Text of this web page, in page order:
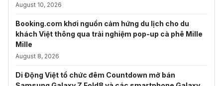
August 10, 2026
Booking.com khơi nguồn cảm hứng du lịch cho du
khách Việt thông qua trải nghiệm pop-up cà phê Mille
Mille
August 8, 2026
Di Động Việt tổ chức đêm Countdown mở bán